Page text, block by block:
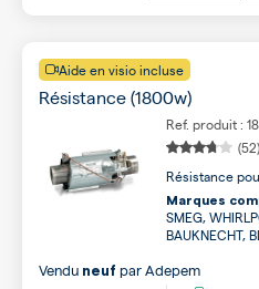
Aide en visio incluse
Résistance (1800w)
Ref. produit :
(52)
Résistance
Marques
SMEG,
BAUKNECHT,
Vendu neuf parAdepem